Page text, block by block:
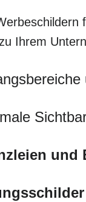
Ihrem
und